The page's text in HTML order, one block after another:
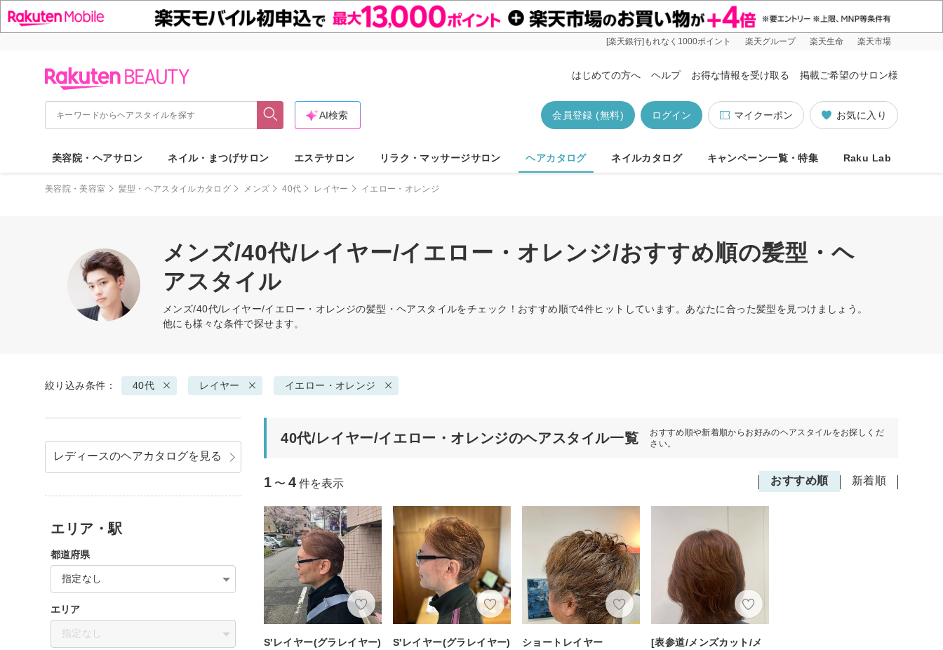
[楽天銀行]もれなく1000ポイント 楽天グループ 楽天生命 楽天市場
はじめての方へ ヘルプ お得な情報を受け取る 掲載ご希望のサロン様
お気に入り
マイクーポン
ログイン
会員登録 (無料)
AI検索
美容院・ヘアサロン ネイル・まつげサロン エステサロン リラク・マッサージサロン ヘアカタログ ネイルカタログ キャンペーン一覧・特集 Raku Lab
美容院・美容室 髪型・ヘアスタイルカタログ メンズ 40代 レイヤー イエロー・オレンジ
メンズ/40代/レイヤー/イエロー・オレンジ/おすすめ順の髪型・ヘ
アスタイル
メンズ/40代/レイヤー/イエロー・オレンジの髪型・ヘアスタイルをチェック！おすすめ順で4件ヒットしています。あなたに合った髪型を見つけましょう。
他にも様々な条件で探せます。
絞り込み条件： 40代 レイヤー イエロー・オレンジ
40代/レイヤー/イエロー・オレンジのヘアスタイル一覧
おすすめ順や新着順からお好みのヘアスタイルをお探しくだ
さい。
おすすめ順 新着順
1 〜 4 件を表示
S'レイヤー(グラレイヤー)
S'レイヤー(グラレイヤー)
ショートレイヤー
[表参道/メンズカット/メ
レディースのヘアカタログを見る
エリア・駅
都道府県
指定なし
エリア
指定なし